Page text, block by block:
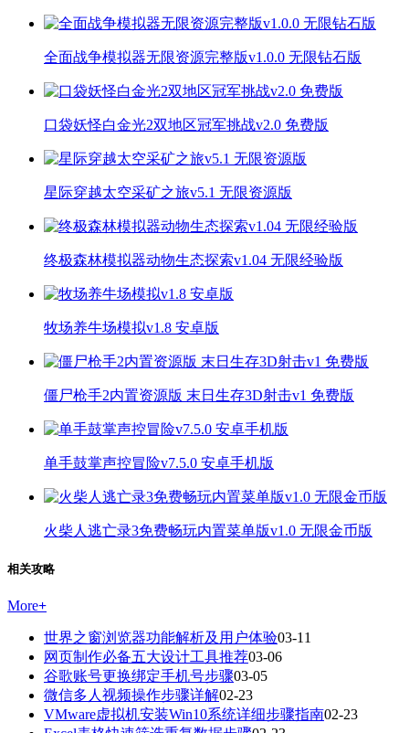
全面战争模拟器无限资源完整版v1.0.0 无限钻石版
口袋妖怪白金光2双地区冠军挑战v2.0 免费版
星际穿越太空采矿之旅v5.1 无限资源版
终极森林模拟器动物生态探索v1.04 无限经验版
牧场养牛场模拟v1.8 安卓版
僵尸枪手2内置资源版 末日生存3D射击v1 免费版
单手鼓掌声控冒险v7.5.0 安卓手机版
火柴人逃亡录3免费畅玩内置菜单版v1.0 无限金币版
相关攻略
More+
世界之窗浏览器功能解析及用户体验03-11
网页制作必备五大设计工具推荐03-06
谷歌账号更换绑定手机号步骤03-05
微信多人视频操作步骤详解02-23
VMware虚拟机安装Win10系统详细步骤指南02-23